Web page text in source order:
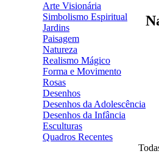
Arte Visionária
Simbolismo Espiritual
Jardins
Paisagem
Natureza
Realismo Mágico
Forma e Movimento
Rosas
Desenhos
Desenhos da Adolescência
Desenhos da Infância
Esculturas
Quadros Recentes